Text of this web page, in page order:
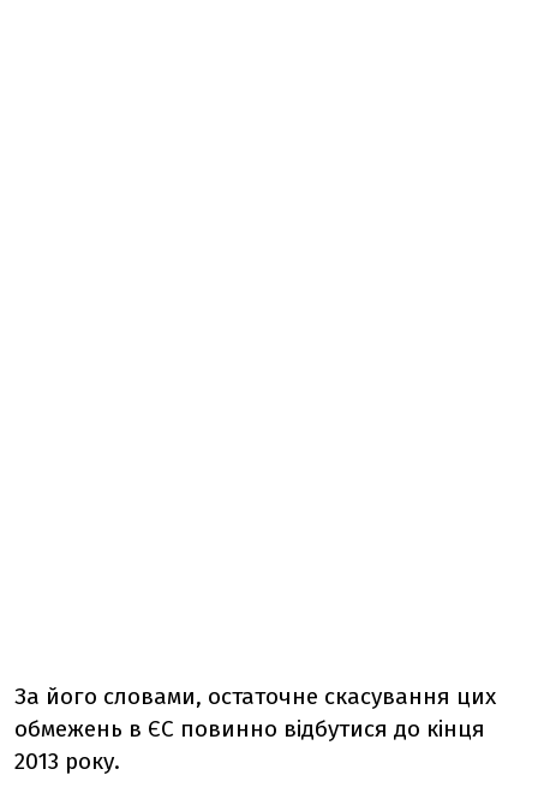
За його словами, остаточне скасування цих
обмежень в ЄС повинно відбутися до кінця
2013 року.